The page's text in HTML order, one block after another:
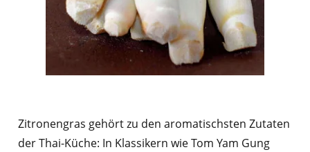
Zitronengras gehört zu den aromatischsten Zutaten
der Thai-Küche: In Klassikern wie Tom Yam Gung